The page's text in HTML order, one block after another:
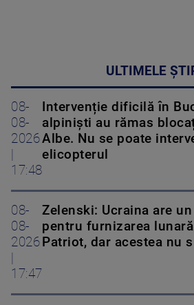
ULTIMELE
08-
08-
2026
17:48
Intervenție dificilă în
alpiniști au rămas
Albe. Nu se poate
elicopterul
08-
08-
2026
17:47
Zelenski: Ucraina are
pentru furnizarea
Patriot, dar acestea nu